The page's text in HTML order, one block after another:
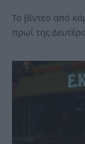
Το βίντεο από
πρωί της